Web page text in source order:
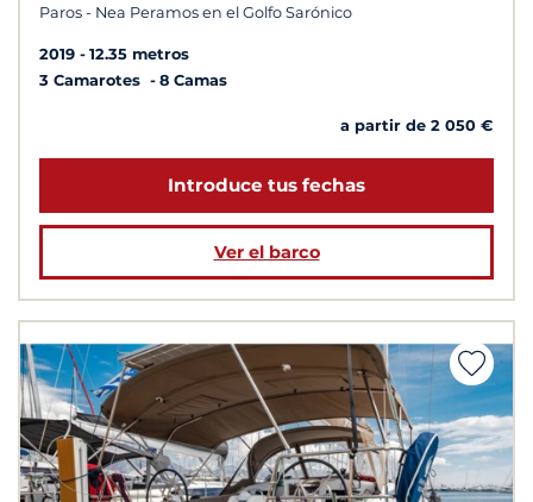
Paros - Nea Peramos en el Golfo Sarónico
2019
12.35 metros
3 Camarotes
8 Camas
a partir de 2 050 €
Introduce tus fechas
Ver el barco